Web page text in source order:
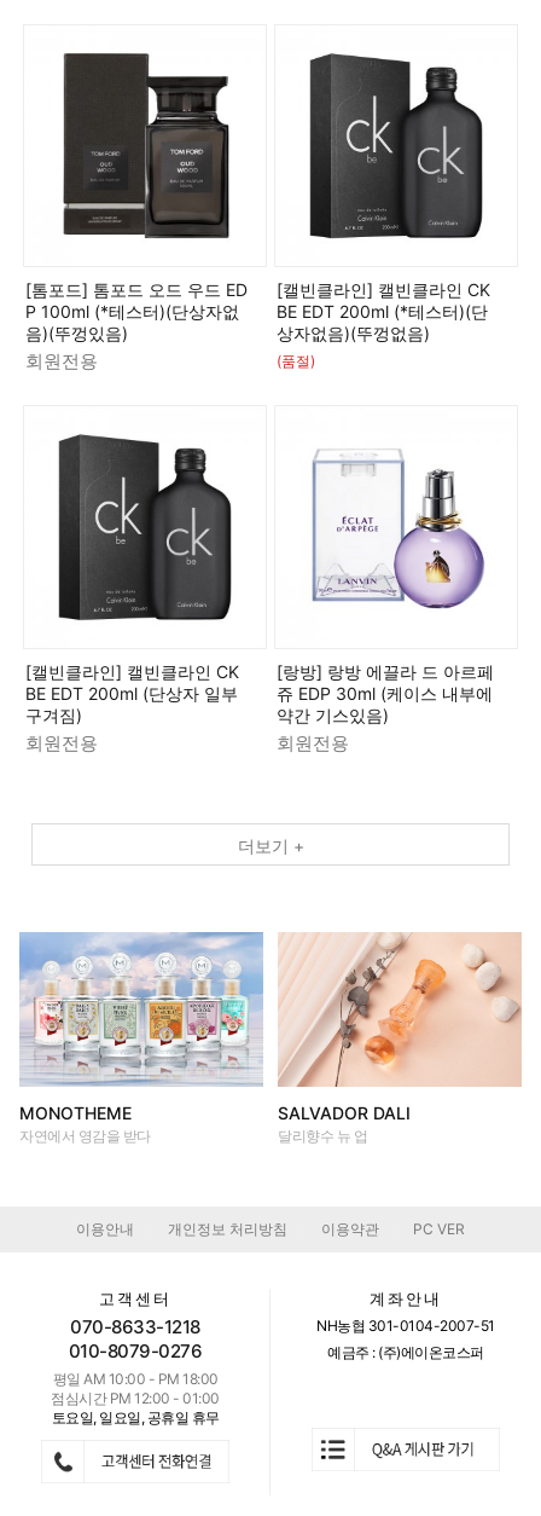
[톰포드] 톰포드 오드 우드 ED
P 100ml (*테스터)(단상자없
음)(뚜껑있음)
회원전용
[캘빈클라인] 캘빈클라인 CK
BE EDT 200ml (*테스터)(단
상자없음)(뚜껑없음)
(품절)
[캘빈클라인] 캘빈클라인 CK
BE EDT 200ml (단상자 일부
구겨짐)
회원전용
[랑방] 랑방 에끌라 드 아르페
쥬 EDP 30ml (케이스 내부에
약간 기스있음)
회원전용
더보기 +
MONOTHEME
자연에서 영감을 받다
SALVADOR DALI
달리향수 뉴 업
이용안내 개인정보 처리방침 이용약관 PC VER
고객센터
070-8633-1218
010-8079-0276
평일 AM 10:00 - PM 18:00
점심시간 PM 12:00 - 01:00
토요일, 일요일, 공휴일 휴무
계좌안내
NH농협 301-0104-2007-51
예금주 : (주)에이온코스퍼